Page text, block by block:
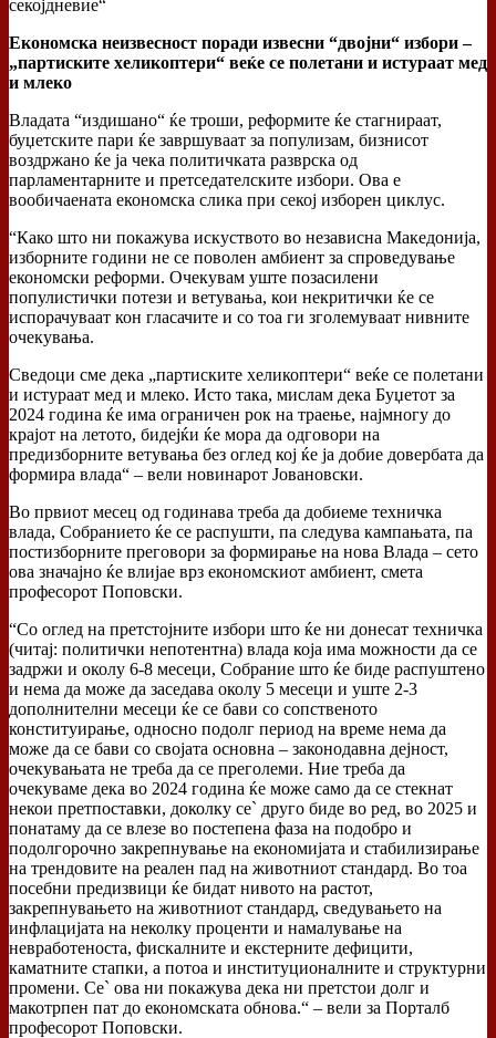
секојдневие“
Економска неизвесност поради извесни “двојни“ избори –
„партиските хеликоптери“ веќе се полетани и истураат мед
и млеко
Владата “издишано“ ќе троши, реформите ќе стагнираат,
буџетските пари ќе завршуваат за популизам, бизнисот
воздржано ќе ја чека политичката разврска од
парламентарните и претседателските избори. Ова е
вообичаената економска слика при секој изборен циклус.
“Како што ни покажува искуството во независна Македонија,
изборните години не се поволен амбиент за спроведување
економски реформи. Очекувам уште позасилени
популистички потези и ветувања, кои некритички ќе се
испорачуваат кон гласачите и со тоа ги зголемуваат нивните
очекувања.
Сведоци сме дека „партиските хеликоптери“ веќе се полетани
и истураат мед и млеко. Исто тaка, мислам дека Буџетот за
2024 година ќе има ограничен рок на траење, најмногу до
крајот на летото, бидејќи ќе мора да одговори на
предизборните ветувања без оглед кој ќе ја добие довербата да
формира влада“ – вели новинарот Јовановски.
Во првиот месец од годинава треба да добиеме техничка
влада, Собранието ќе се распушти, па следува кампањата, па
постизборните преговори за формирање на нова Влада – сето
ова значајно ќе влијае врз економскиот амбиент, смета
професорот Поповски.
“Со оглед на претстојните избори што ќе ни донесат техничка
(читај: политички непотентна) влада која има можности да се
задржи и околу 6-8 месеци, Собрание што ќе биде распуштено
и нема да може да заседава околу 5 месеци и уште 2-3
дополнителни месеци ќе се бави со сопственото
конституирање, односно подолг период на време нема да
може да се бави со својата основна – законодавна дејност,
очекувањата не треба да се преголеми. Ние треба да
очекуваме дека во 2024 година ќе може само да се стекнат
некои претпоставки, доколку се` друго биде во ред, во 2025 и
понатаму да се влезе во постепена фаза на подобро и
подолгорочно закрепнување на економијата и стабилизирање
на трендовите на реален пад на животниот стандард. Во тоа
посебни предизвици ќе бидат нивото на растот,
закрепнувањето на животниот стандард, сведувањето на
инфлацијата на неколку проценти и намалување на
невработеноста, фискалните и екстерните дефицити,
каматните стапки, а потоа и институционалните и структурни
промени. Се` ова ни покажува дека ни претстои долг и
макотрпен пат до економската обнова.“ – вели за Порталб
професорот Поповски.